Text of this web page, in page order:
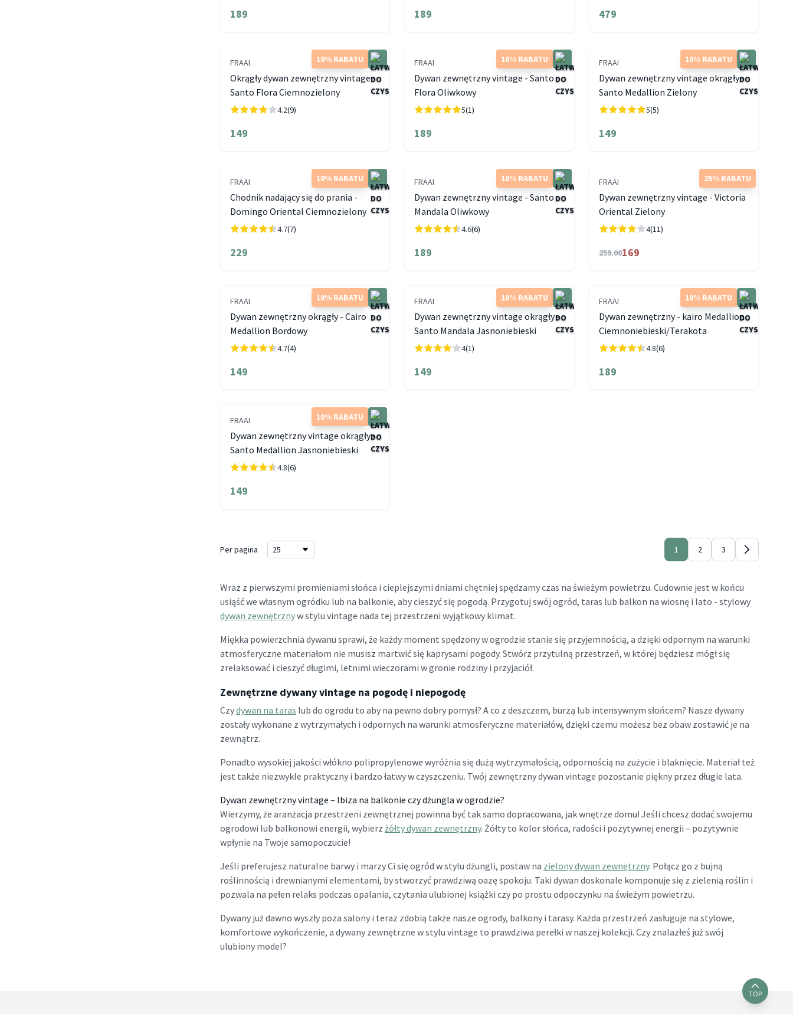
189 189 479
10% RABATU
FRAAI
Okrągły dywan zewnętrzny vintage -
Santo Flora Ciemnozielony
4.2(9)
149
10% RABATU
FRAAI
Dywan zewnętrzny vintage - Santo
Flora Oliwkowy
5(1)
189
10% RABATU
FRAAI
Dywan zewnętrzny vintage okrągły -
Santo Medallion Zielony
5(5)
149
10% RABATU
FRAAI
Chodnik nadający się do prania -
Domingo Oriental Ciemnozielony
4.7(7)
229
10% RABATU
FRAAI
Dywan zewnętrzny vintage - Santo
Mandala Oliwkowy
4.6(6)
189
25% RABATU
FRAAI
Dywan zewnętrzny vintage - Victoria
Oriental Zielony
4(11)
259.00169
10% RABATU
FRAAI
Dywan zewnętrzny okrągły - Cairo
Medallion Bordowy
4.7(4)
149
10% RABATU
FRAAI
Dywan zewnętrzny vintage okrągły -
Santo Mandala Jasnoniebieski
4(1)
149
10% RABATU
FRAAI
Dywan zewnętrzny - kairo Medallion
Ciemnoniebieski/Terakota
4.8(6)
189
10% RABATU
FRAAI
Dywan zewnętrzny vintage okrągły -
Santo Medallion Jasnoniebieski
4.8(6)
149
Per pagina 1 2 3
Wraz z pierwszymi promieniami słońca i cieplejszymi dniami chętniej spędzamy czas na świeżym powietrzu. Cudownie jest w końcu
usiąść we własnym ogródku lub na balkonie, aby cieszyć się pogodą. Przygotuj swój ogród, taras lub balkon na wiosnę i lato - stylowy
dywan zewnętrznyw stylu vintage nada tej przestrzeni wyjątkowy klimat.
Miękka powierzchnia dywanu sprawi, że każdy moment spędzony w ogrodzie stanie się przyjemnością, a dzięki odpornym na warunki
atmosferyczne materiałom nie musisz martwić się kaprysami pogody. Stwórz przytulną przestrzeń, w której będziesz mógł się
zrelaksować i cieszyć długimi, letnimi wieczorami w gronie rodziny i przyjaciół.
Zewnętrzne dywany vintage na pogodę i niepogodę
Czydywan na taras lub do ogrodu to aby na pewno dobry pomysł? A co z deszczem, burzą lub intensywnym słońcem? Nasze dywany
zostały wykonane z wytrzymałych i odpornych na warunki atmosferyczne materiałów, dzięki czemu możesz bez obaw zostawić je na
zewnątrz.
Ponadto wysokiej jakości włókno polipropylenowe wyróżnia się dużą wytrzymałością, odpornością na zużycie i blaknięcie. Materiał też
jest także niezwykle praktyczny i bardzo łatwy w czyszczeniu. Twój zewnętrzny dywan vintage pozostanie piękny przez długie lata.
Dywan zewnętrzny vintage – Ibiza na balkonie czy dżungla w ogrodzie?
Wierzymy, że aranżacja przestrzeni zewnętrznej powinna być tak samo dopracowana, jak wnętrze domu! Jeśli chcesz dodać swojemu
ogrodowi lub balkonowi energii, wybierz żółty dywan zewnętrzny. Żółty to kolor słońca, radości i pozytywnej energii – pozytywnie
wpłynie na Twoje samopoczucie!
Jeśli preferujesz naturalne barwy i marzy Ci się ogród w stylu dżungli, postaw na zielony dywan zewnętrzny. Połącz go z bujną
roślinnością i drewnianymi elementami, by stworzyć prawdziwą oazę spokoju. Taki dywan doskonale komponuje się z zielenią roślin i
pozwala na pełen relaks podczas opalania, czytania ulubionej książki czy po prostu odpoczynku na świeżym powietrzu.
Dywany już dawno wyszły poza salony i teraz zdobią także nasze ogrody, balkony i tarasy. Każda przestrzeń zasługuje na stylowe,
komfortowe wykończenie, a dywany zewnętrzne w stylu vintage to prawdziwa perełki w naszej kolekcji. Czy znalazłeś już swój
ulubiony model?
TOP